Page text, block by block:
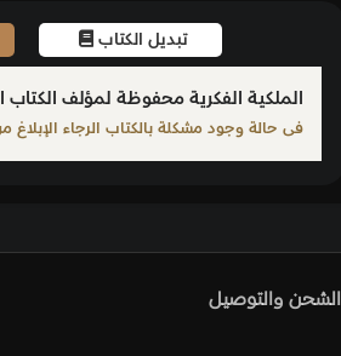
تبديل الكتاب
الملكية الفكرية محفوظة لمؤلف الكتاب
فى حالة وجود مشكلة بالكتاب الرجاء الإبلاغ
الشحن والتوصيل